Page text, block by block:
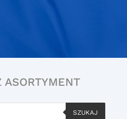
ASORTYMENT
SZUKAJ